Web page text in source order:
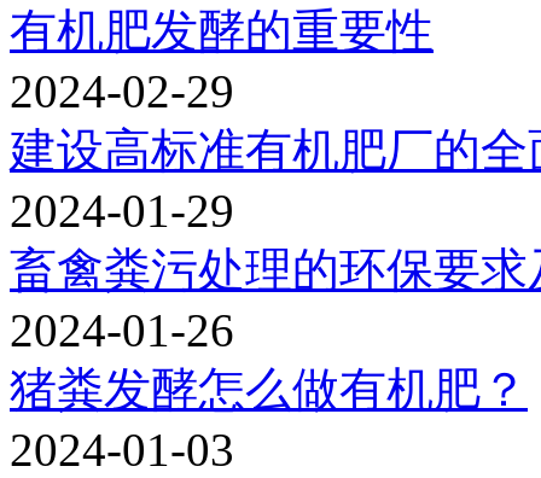
有机肥发酵的重要性
2024-02-29
建设高标准有机肥厂的全
2024-01-29
畜禽粪污处理的环保要
2024-01-26
猪粪发酵怎么做有机肥？
2024-01-03